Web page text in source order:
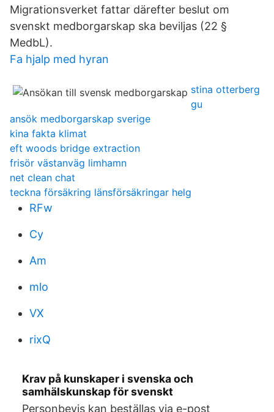
Migrationsverket fattar därefter beslut om
svenskt medborgarskap ska beviljas (22 §
MedbL).
Fa hjalp med hyran
stina otterberg
gu
ansök medborgarskap sverige
kina fakta klimat
eft woods bridge extraction
frisör västanväg limhamn
net clean chat
teckna försäkring länsförsäkringar helg
RFw
Cy
Am
mlo
VX
rixQ
Krav på kunskaper i svenska och
samhälskunskap för svenskt
Personbevis kan beställas via e-post